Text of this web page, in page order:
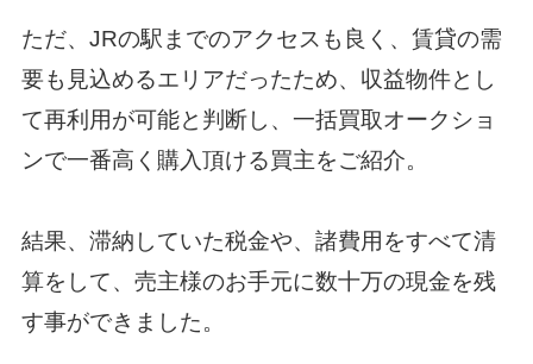
ただ、 JRの駅までのアクセスも良く、賃貸の需
要も見込めるエリアだったため、収益物件とし
て再利用が可能と判断し、一括買取オークショ
ンで一番高く購入頂ける買主をご紹介。
結果、滞納していた税金や、諸費用をすべて清
算をして、売主様のお手元に数十万の現金を残
す事ができました。